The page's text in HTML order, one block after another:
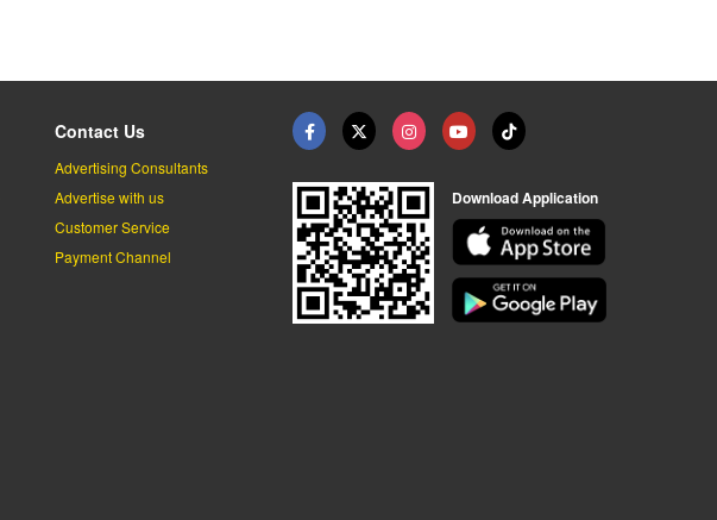
Contact Us
Advertising Consultants
Advertise with us
Customer Service
Payment Channel
Download Application